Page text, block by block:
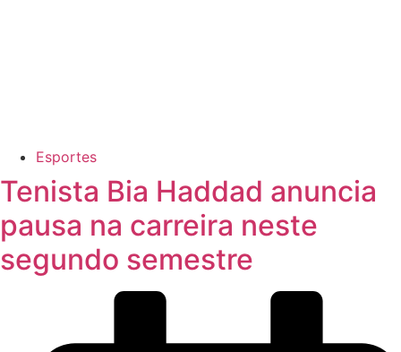
Esportes
Tenista Bia Haddad anuncia
pausa na carreira neste
segundo semestre